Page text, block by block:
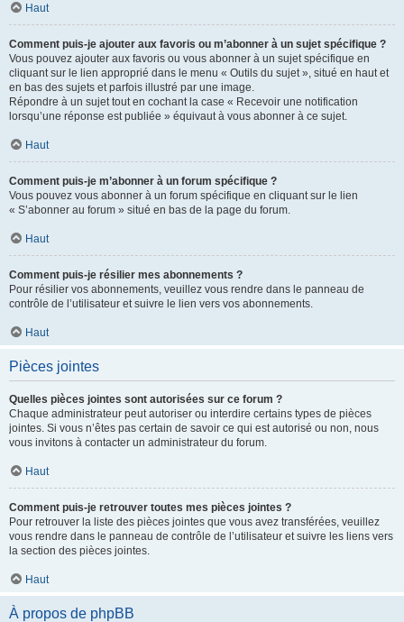
Haut
Comment puis-je ajouter aux favoris ou m’abonner à un sujet spécifique ?
Vous pouvez ajouter aux favoris ou vous abonner à un sujet spécifique en
cliquant sur le lien approprié dans le menu « Outils du sujet », situé en haut et
en bas des sujets et parfois illustré par une image.
Répondre à un sujet tout en cochant la case « Recevoir une notification
lorsqu’une réponse est publiée » équivaut à vous abonner à ce sujet.
Haut
Comment puis-je m’abonner à un forum spécifique ?
Vous pouvez vous abonner à un forum spécifique en cliquant sur le lien
« S’abonner au forum » situé en bas de la page du forum.
Haut
Comment puis-je résilier mes abonnements ?
Pour résilier vos abonnements, veuillez vous rendre dans le panneau de
contrôle de l’utilisateur et suivre le lien vers vos abonnements.
Haut
Pièces jointes
Quelles pièces jointes sont autorisées sur ce forum ?
Chaque administrateur peut autoriser ou interdire certains types de pièces
jointes. Si vous n’êtes pas certain de savoir ce qui est autorisé ou non, nous
vous invitons à contacter un administrateur du forum.
Haut
Comment puis-je retrouver toutes mes pièces jointes ?
Pour retrouver la liste des pièces jointes que vous avez transférées, veuillez
vous rendre dans le panneau de contrôle de l’utilisateur et suivre les liens vers
la section des pièces jointes.
Haut
À propos de phpBB